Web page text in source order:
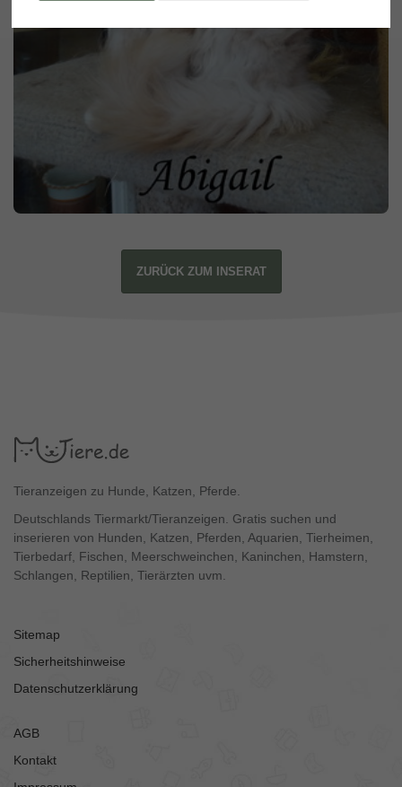
ZURÜCK ZUM INSERAT
Tieranzeigen zu Hunde, Katzen, Pferde.
Deutschlands Tiermarkt/Tieranzeigen. Gratis suchen und
inserieren von Hunden, Katzen, Pferden, Aquarien, Tierheimen,
Tierbedarf, Fischen, Meerschweinchen, Kaninchen, Hamstern,
Schlangen, Reptilien, Tierärzten uvm.
Sitemap
Sicherheitshinweise
Datenschutzerklärung
AGB
Kontakt